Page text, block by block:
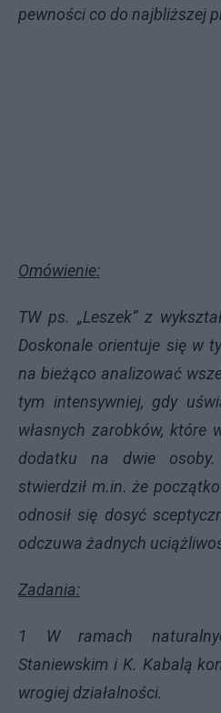
pewności co do najbliższej
Omówienie:
TW ps. „Leszek” z
Doskonale orientuje się w
na bieżąco analizować
tym intensywniej, gdy
własnych zarobków, które
dodatku na dwie
stwierdził m.in. że
odnosił się dosyć
odczuwa żadnych
Zadania:
1 W ramach
Staniewskim i K. Kabalą
wrogiej działalności.